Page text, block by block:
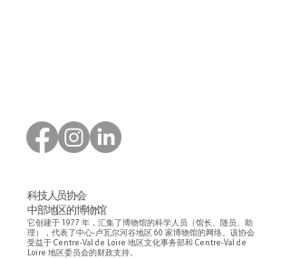
科技人员协会
中部地区的博物馆
它创建于 1977 年，汇集了博物馆的科学人员（馆长、随员、助
理），代表了中心-卢瓦尔河谷地区 60 家博物馆的网络。该协会
受益于 Centre-Val de Loire 地区文化事务部和 Centre-Val de
Loire 地区委员会的财政支持。